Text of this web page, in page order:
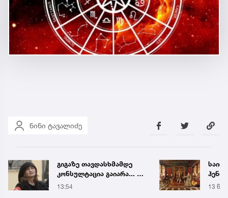
ნინი ტავალიძე
გიგაზე თავდასხმამდე
კონსულტაცია გაიარა... -
რა დეტალებს
13:54 13